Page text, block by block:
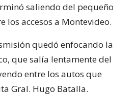
saliendo del pequeño
los accesos a Montevideo.
quedó enfocando la
que salía lentamente del
entre los autos que
Gral. Hugo Batalla.